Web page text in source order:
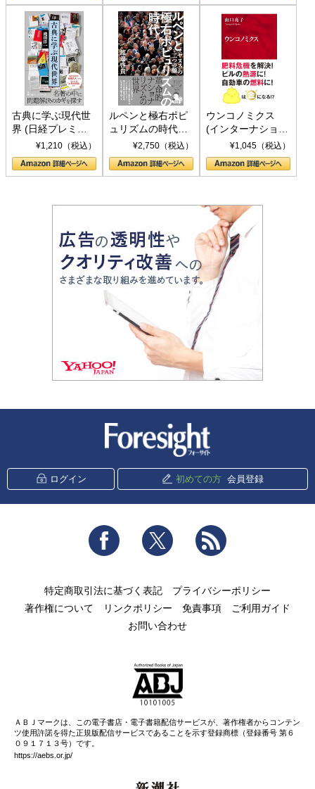
古典に学ぶ現代世
界 (日経プレミア
シリーズ)¥1,210（税込）
ルペンと極右ポピ
ュリズムの時代：
〈ヤヌス〉の二つ
の顔
¥2,750（税込）
ウンコノミクス
(インターナショナ
ル新書)¥1,045（税込）
ログイン 初めての方 会員登録
Facebook Twitter
特定商取引法に基づく表記
プライバシーポリシー
著作権について
リンクポリシー 免責事項
ご利用ガイド
お問い合わせ
ＡＢＪマークは、この電子書店・電子書籍配信サービスが、著作権者からコンテン
ツ使用許諾を得た正規版配信サービスであることを示す登録商標（登録番号 第６
０９１７１３号）です。
https://aebs.or.jp/